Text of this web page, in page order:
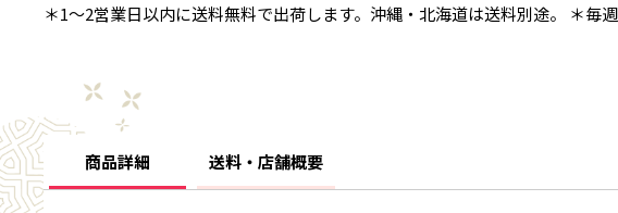
＊1～2営業日以内に送料無料で出荷します。沖縄・北海道は送料別途。 ＊毎
商品詳細 送料・店舗概要